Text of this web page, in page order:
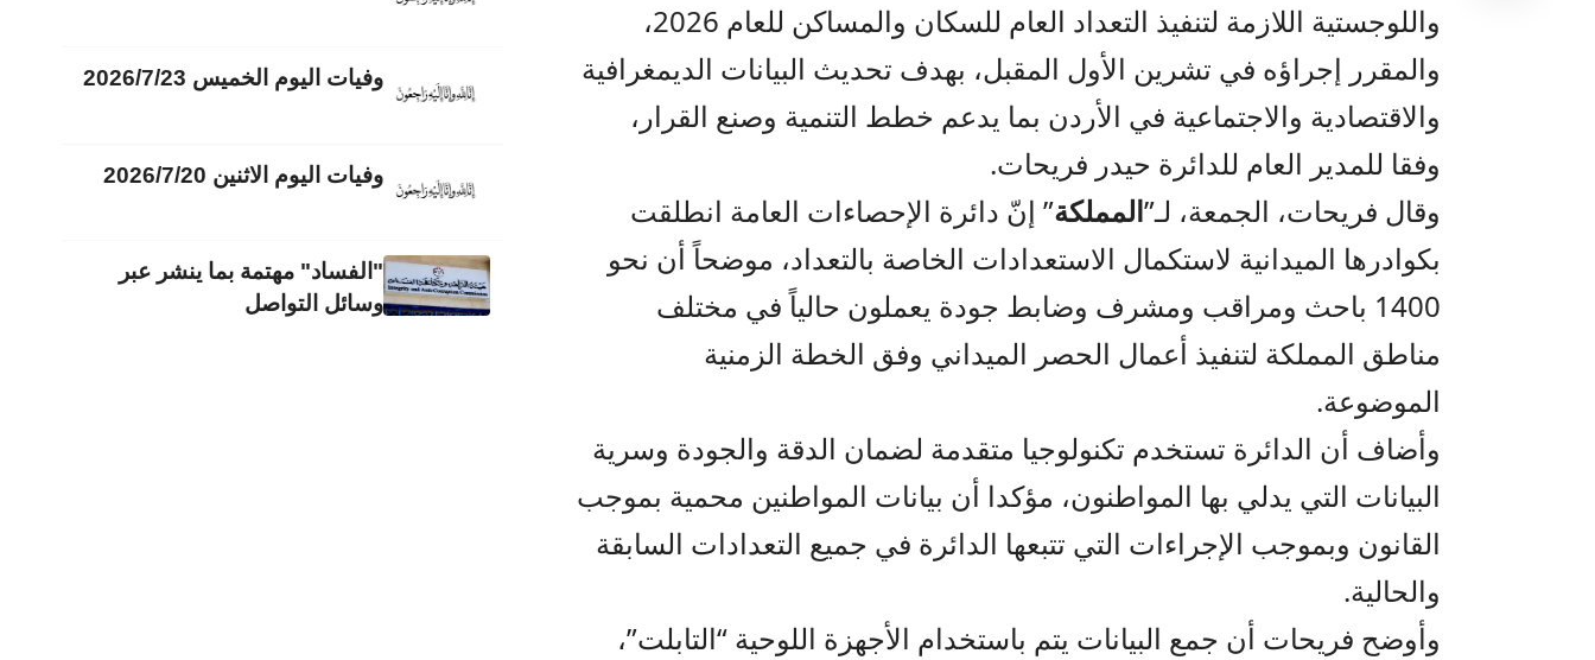
واللوجستية اللازمة لتنفيذ التعداد العام للسكان والمساكن للعام 2026،
والمقرر إجراؤه في تشرين الأول المقبل، بهدف تحديث البيانات الديمغرافية
والاقتصادية والاجتماعية في الأردن بما يدعم خطط التنمية وصنع القرار،
وفقا للمدير العام للدائرة حيدر فريحات.
وقال فريحات، الجمعة، لـ”المملكة” إنّ دائرة الإحصاءات العامة انطلقت
بكوادرها الميدانية لاستكمال الاستعدادات الخاصة بالتعداد، موضحاً أن نحو
1400 باحث ومراقب ومشرف وضابط جودة يعملون حالياً في مختلف
مناطق المملكة لتنفيذ أعمال الحصر الميداني وفق الخطة الزمنية
الموضوعة.
وأضاف أن الدائرة تستخدم تكنولوجيا متقدمة لضمان الدقة والجودة وسرية
البيانات التي يدلي بها المواطنون، مؤكدا أن بيانات المواطنين محمية بموجب
القانون وبموجب الإجراءات التي تتبعها الدائرة في جميع التعدادات السابقة
والحالية.
وأوضح فريحات أن جمع البيانات يتم باستخدام الأجهزة اللوحية “التابلت”،
وفيات اليوم الخميس 2026/7/23
وفيات اليوم الاثنين 2026/7/20
"الفساد" مهتمة بما ينشر عبر
وسائل التواصل